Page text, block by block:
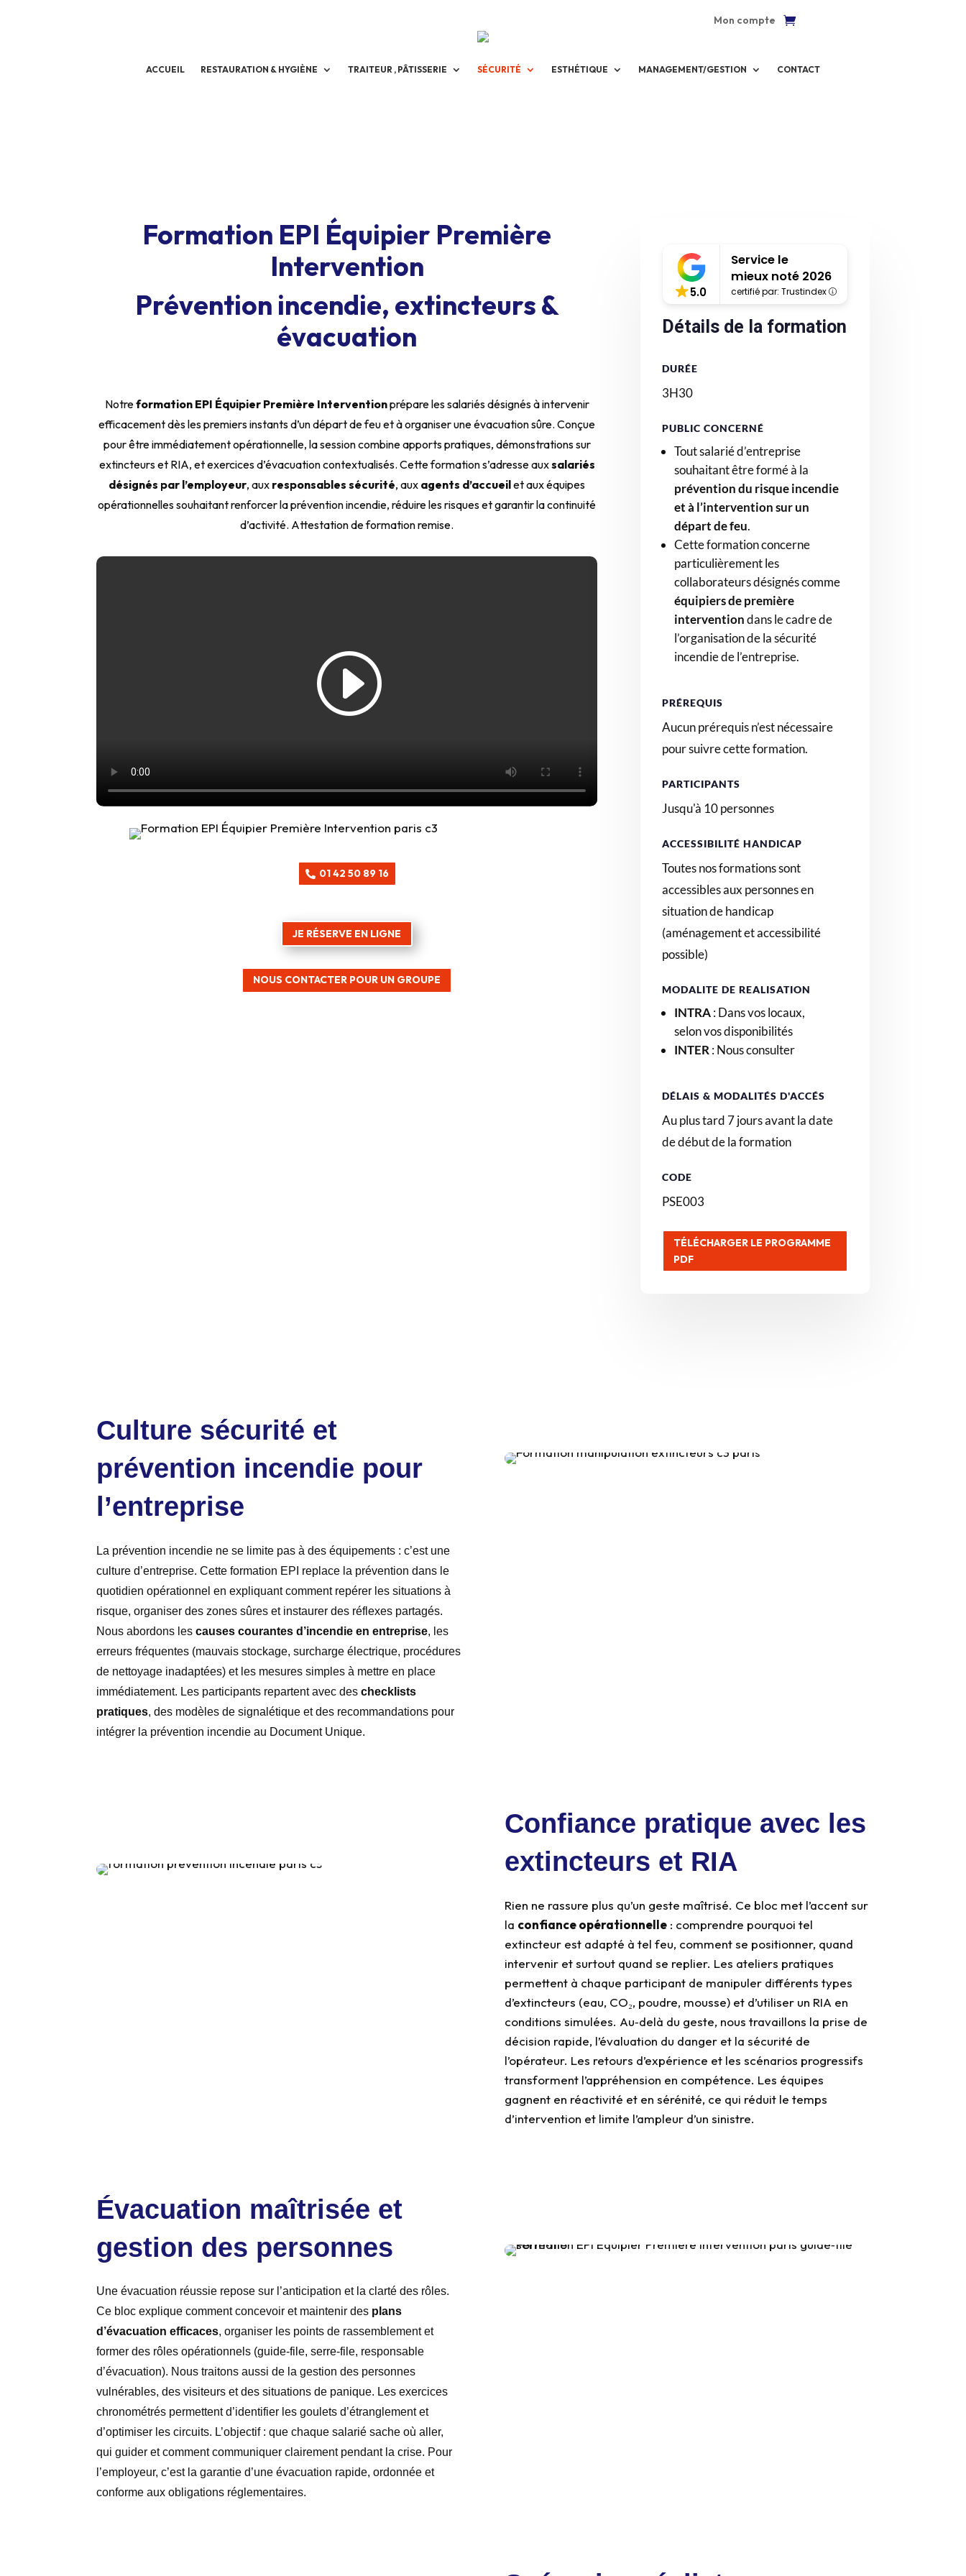
Mon compte
ACCUEIL RESTAURATION & HYGIÈNE TRAITEUR , PÂTISSERIE SÉCURITÉ ESTHÉTIQUE MANAGEMENT/GESTION CONTACT
Formation EPI Équipier Première
Intervention
Prévention incendie, extincteurs &
évacuation
Notreformation EPI Équipier Première Interventionprépare les salariés désignés à intervenir
efficacement dès les premiers instants d’un départ de feu et à organiser une évacuation sûre. Conçue
pour être immédiatement opérationnelle, la session combine apports pratiques, démonstrations sur
extincteurs et RIA, et exercices d’évacuation contextualisés. Cette formation s’adresse auxsalariés
désignés par l’employeur, aux responsables sécurité, aux agents d’accueilet aux équipes
opérationnelles souhaitant renforcer la prévention incendie, réduire les risques et garantir la continuité
d’activité. Attestation de formation remise.
01 42 50 89 16
JE RÉSERVE EN LIGNE
NOUS CONTACTER POUR UN GROUPE
5.0
Service le
mieux noté 2026
certifié par: Trustindex
Détails de la formation
DURÉE
3H30
PUBLIC CONCERNÉ
Tout salarié d’entreprise
souhaitant être formé à la
prévention du risque incendie
et à l’intervention sur un
départ de feu.
Cette formation concerne
particulièrement les
collaborateurs désignés comme
équipiers de première
interventiondans le cadre de
l’organisation de la sécurité
incendie de l’entreprise.
PRÉREQUIS
Aucun prérequis n’est nécessaire
pour suivre cette formation.
PARTICIPANTS
Jusqu'à 10 personnes
ACCESSIBILITÉ HANDICAP
Toutes nos formations sont
accessibles aux personnes en
situation de handicap
(aménagement et accessibilité
possible)
MODALITE DE REALISATION
INTRA:Dans vos locaux,
selon vos disponibilités
INTER: Nous consulter
DÉLAIS & MODALITÉS D'ACCÉS
Au plus tard 7 jours avant la date
de début de la formation
CODE
PSE003
TÉLÉCHARGER LE PROGRAMME
PDF
Culture sécurité et
prévention incendie pour
l’entreprise
La prévention incendie ne se limite pas à des équipements : c’est une
culture d’entreprise. Cette formation EPI replace la prévention dans le
quotidien opérationnel en expliquant comment repérer les situations à
risque, organiser des zones sûres et instaurer des réflexes partagés.
Nous abordons lescauses courantes d’incendie en entreprise, les
erreurs fréquentes (mauvais stockage, surcharge électrique, procédures
de nettoyage inadaptées) et les mesures simples à mettre en place
immédiatement. Les participants repartent avec deschecklists
pratiques, des modèles de signalétique et des recommandations pour
intégrer la prévention incendie au Document Unique.
Confiance pratique avec les
extincteurs et RIA
Rien ne rassure plus qu’un geste maîtrisé. Ce bloc met l’accent sur
la confiance opérationnelle: comprendre pourquoi tel
extincteur est adapté à tel feu, comment se positionner, quand
intervenir et surtout quand se replier. Les ateliers pratiques
permettent à chaque participant de manipuler différents types
d’extincteurs (eau, CO₂, poudre, mousse) et d’utiliser un RIA en
conditions simulées. Au‑delà du geste, nous travaillons la prise de
décision rapide, l’évaluation du danger et la sécurité de
l’opérateur. Les retours d’expérience et les scénarios progressifs
transforment l’appréhension en compétence. Les équipes
gagnent en réactivité et en sérénité, ce qui réduit le temps
d’intervention et limite l’ampleur d’un sinistre.
Évacuation maîtrisée et
gestion des personnes
Une évacuation réussie repose sur l’anticipation et la clarté des rôles.
Ce bloc explique comment concevoir et maintenir des plans
d’évacuation efficaces, organiser les points de rassemblement et
former des rôles opérationnels (guide‑file, serre‑file, responsable
d’évacuation). Nous traitons aussi de la gestion des personnes
vulnérables, des visiteurs et des situations de panique. Les exercices
chronométrés permettent d’identifier les goulets d’étranglement et
d’optimiser les circuits. L’objectif : que chaque salarié sache où aller,
qui guider et comment communiquer clairement pendant la crise. Pour
l’employeur, c’est la garantie d’une évacuation rapide, ordonnée et
conforme aux obligations réglementaires.